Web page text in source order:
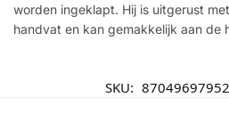
worden ingeklapt. Hij is uitgerust
handvat en kan gemakkelijk aan de
SKU: